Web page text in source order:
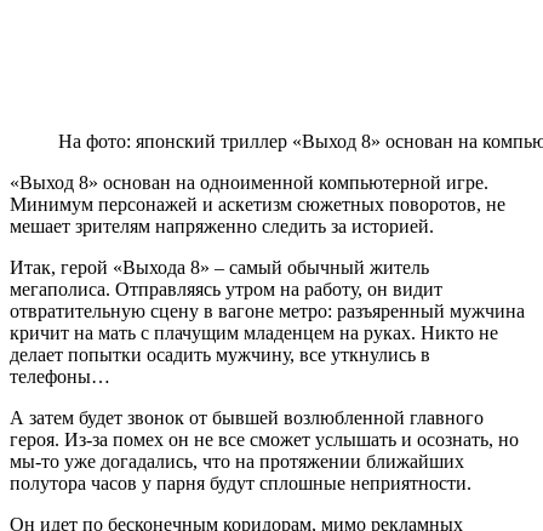
На фото: японский триллер «Выход 8» основан на
«Выход 8» основан на одноименной компьютерной игре.
Минимум персонажей и аскетизм сюжетных поворотов, не
мешает зрителям напряженно следить за историей.
Итак, герой «Выхода 8» – самый обычный житель
мегаполиса. Отправляясь утром на работу, он видит
отвратительную сцену в вагоне метро: разъяренный мужчина
кричит на мать с плачущим младенцем на руках. Никто не
делает попытки осадить мужчину, все уткнулись в
телефоны…
А затем будет звонок от бывшей возлюбленной главного
героя. Из-за помех он не все сможет услышать и осознать, но
мы-то уже догадались, что на протяжении ближайших
полутора часов у парня будут сплошные неприятности.
Он идет по бесконечным коридорам, мимо рекламных